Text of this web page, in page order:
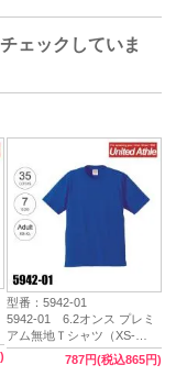
ェックしていま
型番：5942-01
5942-01 6.2オンス プレミ
アム無地Ｔシャツ（XS-
XXL）★ユナイテッドアス
レ（United Athle）
787円(税込865円)